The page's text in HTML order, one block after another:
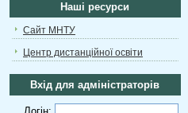
Наші ресурси
Сайт МНТУ
Центр дистанційної освіти
Вхід для адміністраторів